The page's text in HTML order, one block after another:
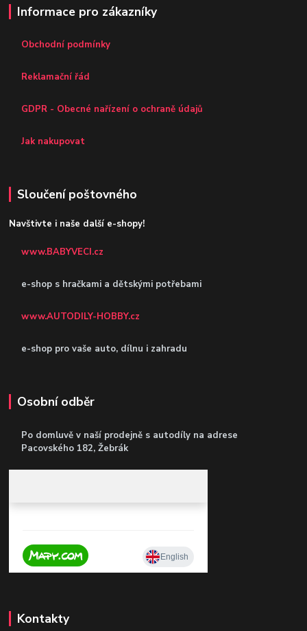
Informace pro zákazníky
Obchodní podmínky
Reklamační řád
GDPR - Obecné nařízení o ochraně údajů
Jak nakupovat
Sloučení poštovného
Navštivte i naše další e-shopy!
www.BABYVECI.cz
e-shop s hračkami a dětskými potřebami
www.AUTODILY-HOBBY.cz
e-shop pro vaše auto, dílnu i zahradu
Osobní odběr
Po domluvě v naší prodejně s autodíly na adrese
Pacovského 182, Žebrák
Kontakty